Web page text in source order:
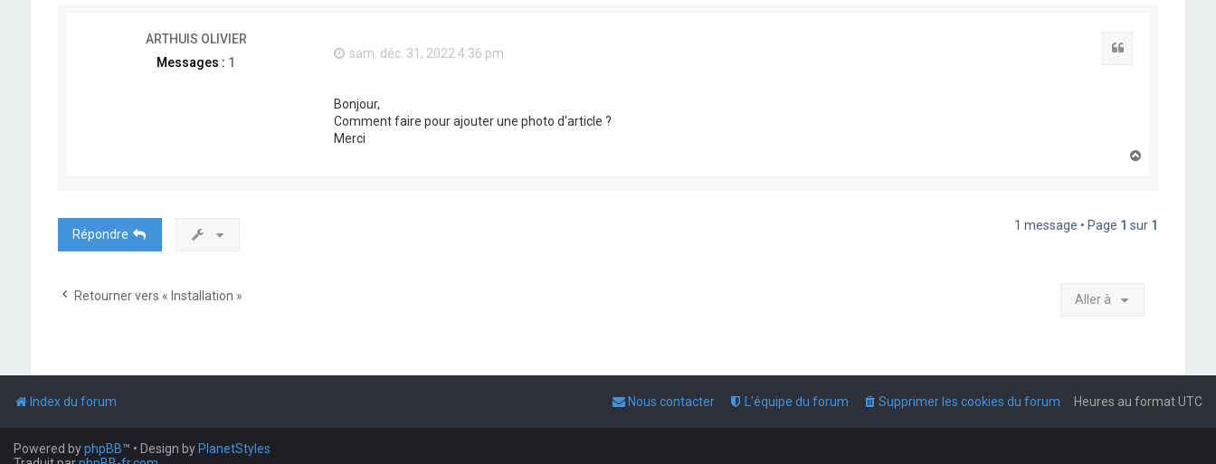
ARTHUIS OLIVIER
Messages : 1
sam. déc. 31, 2022 4:36 pm
Bonjour,
Comment faire pour ajouter une photo d'article ?
Merci
Répondre
1 message • Page 1 sur 1
Retourner vers « Installation » Aller à
Index du forum Heures au formatUTC
Supprimer les cookies du forum
L’équipe du forum
Nous contacter
Powered byphpBB™ • Design byPlanetStyles